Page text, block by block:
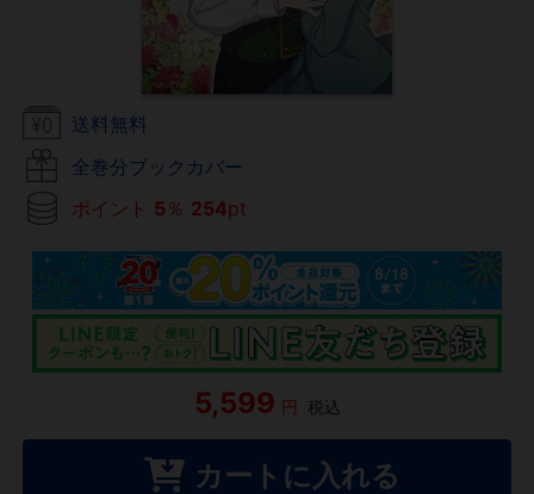
送料無料
全巻分ブックカバー
ポイント 5 ％ 254pt
5,599 円 税込
カートに入れる